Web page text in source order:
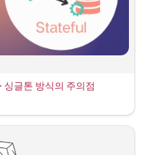
하는 방식에서는 상태를 유지
다.
글톤 방식의 주의점